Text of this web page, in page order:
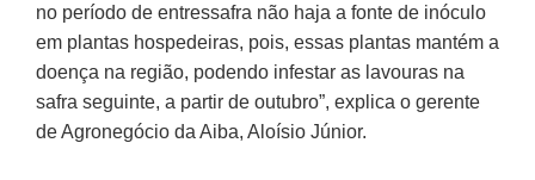
no período de entressafra não haja a fonte de inóculo
em plantas hospedeiras, pois, essas plantas mantém a
doença na região, podendo infestar as lavouras na
safra seguinte, a partir de outubro”, explica o gerente
de Agronegócio da Aiba, Aloísio Júnior.